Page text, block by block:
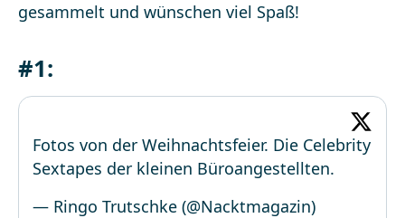
gesammelt und wünschen viel Spaß!
#1:
Fotos von der Weihnachtsfeier. Die Celebrity
Sextapes der kleinen Büroangestellten.
— Ringo Trutschke (@Nacktmagazin)